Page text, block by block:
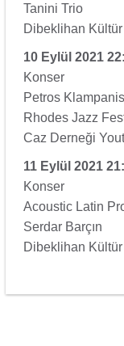
Tanini Trio
Dibeklihan
10 Eylül 2021
Konser
Petros
Rhodes Jazz
Caz Derneği
11 Eylül 2021
Konser
Acoustic Latin
Serdar Barçın
Dibeklihan